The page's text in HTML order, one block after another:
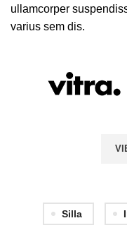
ullamcorper
varius sem dis.
Silla